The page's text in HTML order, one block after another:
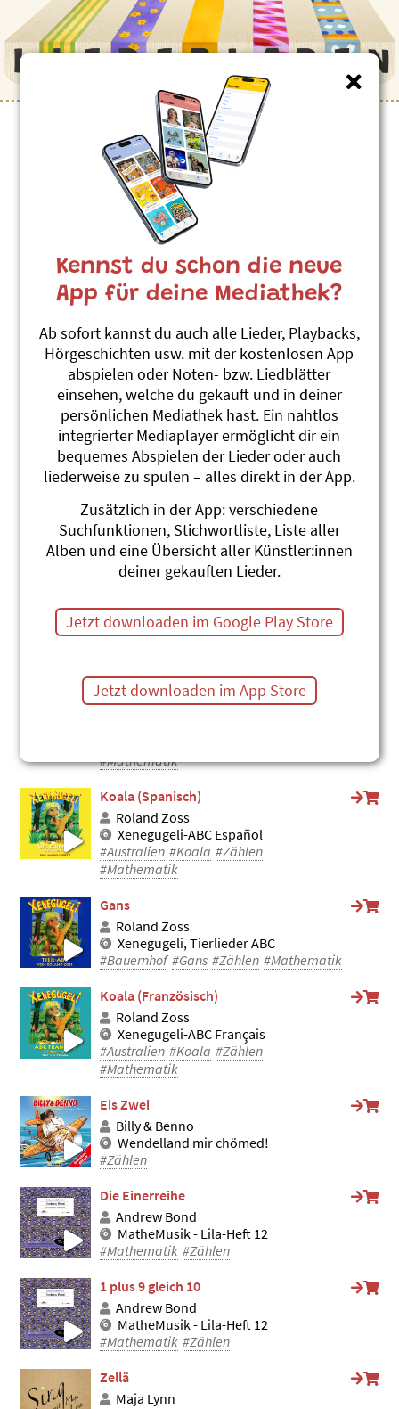
Kinderlieder zum Thema
”Zählen”
Ufwärmsong
Mättu & Schnuder Buebe
Muschterching
#Zählen #Aufwärmen #Körper + Bewegen
Sternehimmel
Billy & Benno
Fründe für immer
#Sterne #Zählen #Wunsch
Tramnummere
Andrew Bond
Reisefieber
#Tram #Zählen
#ÖV
10 Töff
Andrew Bond
Reisefieber
#Fahrzeuge #Motorrad #Zählen
Roland Zoss
Xenegugeli-ABC Deutsch
Koala (Englisch)
Roland Zoss
#Mathematik
Koala (Spanisch)
Roland Zoss
Xenegugeli-ABC Español
#Australien #Koala #Zählen
#Mathematik
Gans
Roland Zoss
Xenegugeli, Tierlieder ABC
#Bauernhof #Gans #Zählen #Mathematik
Koala (Französisch)
Roland Zoss
Xenegugeli-ABC Français
#Australien #Koala #Zählen
#Mathematik
Eis Zwei
Billy & Benno
Wendelland mir chömed!
#Zählen
Die Einerreihe
Andrew Bond
MatheMusik - Lila-Heft 12
#Mathematik #Zählen
1 plus 9 gleich 10
Andrew Bond
MatheMusik - Lila-Heft 12
#Mathematik #Zählen
Zellä
Maja Lynn
Kennst du schon die neue
App für deine Mediathek?
Ab sofort kannst du auch alle Lieder, Playbacks,
Hörgeschichten usw. mit der kostenlosen App
abspielen oder Noten- bzw. Liedblätter
einsehen, welche du gekauft und in deiner
persönlichen Mediathek hast. Ein nahtlos
integrierter Mediaplayer ermöglicht dir ein
bequemes Abspielen der Lieder oder auch
liederweise zu spulen – alles direkt in der App.
Zusätzlich in der App: verschiedene
Suchfunktionen, Stichwortliste, Liste aller
Alben und eine Übersicht aller Künstler:innen
deiner gekauften Lieder.
Jetzt downloaden im Google Play Store
Jetzt downloaden im App Store